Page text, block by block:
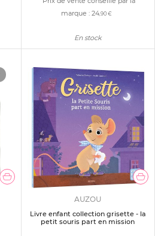
marque :24 ,90 €
En stock
AUZOU
Livre enfant collection grisette - la
petit souris part en mission